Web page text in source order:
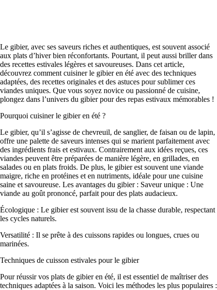
Le gibier, avec ses saveurs riches et authentiques, est souvent associé
aux plats d’hiver bien réconfortants. Pourtant, il peut aussi briller dans
des recettes estivales légères et savoureuses. Dans cet article,
découvrez comment cuisiner le gibier en été avec des techniques
adaptées, des recettes originales et des astuces pour sublimer ces
viandes uniques. Que vous soyez novice ou passionné de cuisine,
plongez dans l’univers du gibier pour des repas estivaux mémorables !
Pourquoi cuisiner le gibier en été ?
Le gibier, qu’il s’agisse de chevreuil, de sanglier, de faisan ou de lapin,
offre une palette de saveurs intenses qui se marient parfaitement avec
des ingrédients frais et estivaux. Contrairement aux idées reçues, ces
viandes peuvent être préparées de manière légère, en grillades, en
salades ou en plats froids. De plus, le gibier est souvent une viande
maigre, riche en protéines et en nutriments, idéale pour une cuisine
saine et savoureuse. Les avantages du gibier : Saveur unique : Une
viande au goût prononcé, parfait pour des plats audacieux.
Écologique : Le gibier est souvent issu de la chasse durable, respectant
les cycles naturels.
Versatilité : Il se prête à des cuissons rapides ou longues, crues ou
marinées.
Techniques de cuisson estivales pour le gibier
Pour réussir vos plats de gibier en été, il est essentiel de maîtriser des
techniques adaptées à la saison. Voici les méthodes les plus populaires :